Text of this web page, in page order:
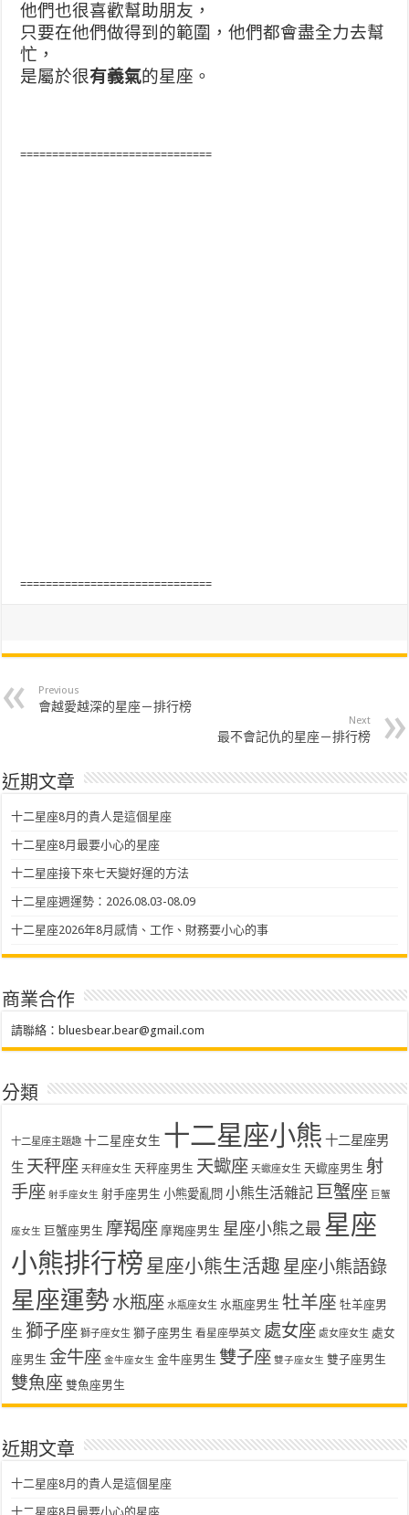
他們也很喜歡幫助朋友，
只要在他們做得到的範圍，他們都會盡全力去幫
忙，
是屬於很有義氣的星座。
==============================
==============================
Previous
會越愛越深的星座－排行榜
Next
最不會記仇的星座－排行榜
近期文章
十二星座8月的貴人是這個星座
十二星座8月最要小心的星座
十二星座接下來七天變好運的方法
十二星座週運勢：2026.08.03-08.09
十二星座2026年8月感情、工作、財務要小心的事
商業合作
請聯絡： bluesbear.bear@gmail.com
分類
十二星座主題趣 十二星座女生 十二星座小熊 十二星座男
生 天秤座 天秤座女生 天秤座男生 天蠍座 天蠍座女生 天蠍座男生 射
手座 射手座女生 射手座男生 小熊愛亂問 小熊生活雜記 巨蟹座 巨蟹
座女生 巨蟹座男生 摩羯座 摩羯座男生 星座小熊之最 星座
小熊排行榜 星座小熊生活趣 星座小熊語錄
星座運勢 水瓶座 水瓶座女生 水瓶座男生 牡羊座 牡羊座男
生 獅子座 獅子座女生 獅子座男生 看星座學英文 處女座 處女座女生 處女
座男生 金牛座 金牛座女生 金牛座男生 雙子座 雙子座女生 雙子座男生
雙魚座 雙魚座男生
近期文章
十二星座8月的貴人是這個星座
十二星座8月最要小心的星座